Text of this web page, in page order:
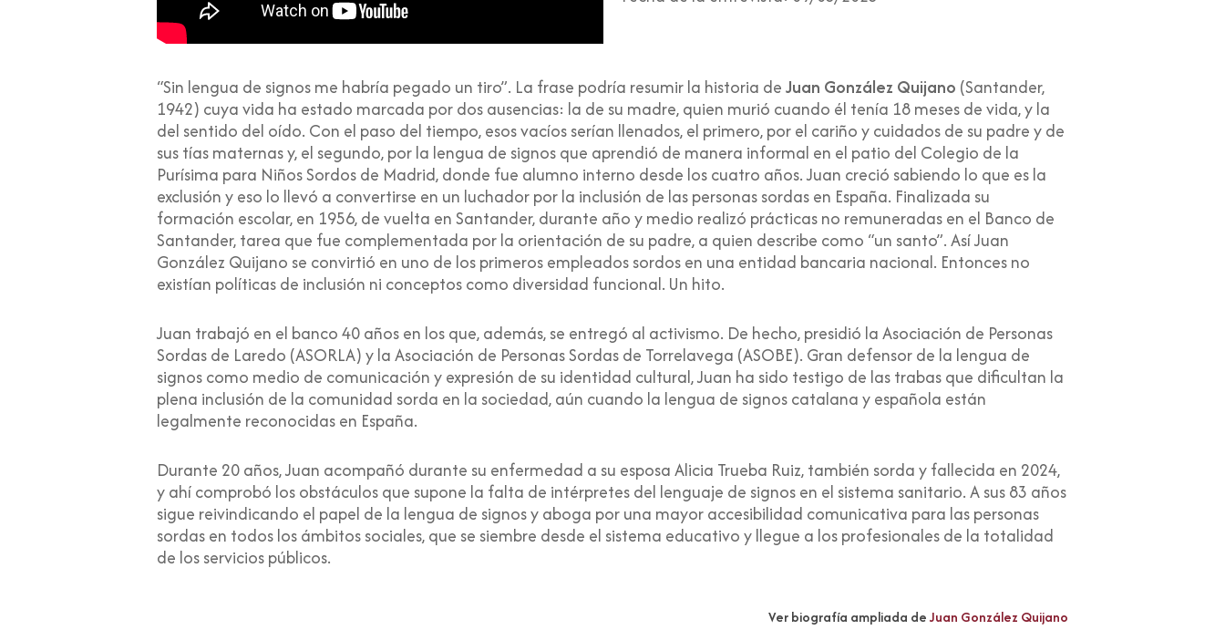
“Sin lengua de signos me habría pegado un tiro”. La frase podría resumir la historia deJuan González Quijano (Santander,
1942) cuya vida ha estado marcada por dos ausencias: la de su madre, quien murió cuando él tenía 18 meses de vida, y la
del sentido del oído. Con el paso del tiempo, esos vacíos serían llenados, el primero, por el cariño y cuidados de su padre y de
sus tías maternas y, el segundo, por la lengua de signos que aprendió de manera informal en el patio del Colegio de la
Purísima para Niños Sordos de Madrid, donde fue alumno interno desde los cuatro años. Juan creció sabiendo lo que es la
exclusión y eso lo llevó a convertirse en un luchador por la inclusión de las personas sordas en España. Finalizada su
formación escolar, en 1956, de vuelta en Santander, durante año y medio realizó prácticas no remuneradas en el Banco de
Santander, tarea que fue complementada por la orientación de su padre, a quien describe como “un santo”. Así Juan
González Quijano se convirtió en uno de los primeros empleados sordos en una entidad bancaria nacional. Entonces no
existían políticas de inclusión ni conceptos como diversidad funcional. Un hito.
Juan trabajó en el banco 40 años en los que, además, se entregó al activismo. De hecho, presidió la Asociación de Personas
Sordas de Laredo (ASORLA) y la Asociación de Personas Sordas de Torrelavega (ASOBE). Gran defensor de la lengua de
signos como medio de comunicación y expresión de su identidad cultural, Juan ha sido testigo de las trabas que dificultan la
plena inclusión de la comunidad sorda en la sociedad, aún cuando la lengua de signos catalana y española están
legalmente reconocidas en España.
Durante 20 años, Juan acompañó durante su enfermedad a su esposa Alicia Trueba Ruiz, también sorda y fallecida en 2024,
y ahí comprobó los obstáculos que supone la falta de intérpretes del lenguaje de signos en el sistema sanitario. A sus 83 años
sigue reivindicando el papel de la lengua de signos y aboga por una mayor accesibilidad comunicativa para las personas
sordas en todos los ámbitos sociales, que se siembre desde el sistema educativo y llegue a los profesionales de la totalidad
de los servicios públicos.
Ver biografía ampliada deJuan González Quijano